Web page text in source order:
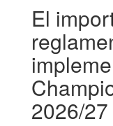
El
2026/27